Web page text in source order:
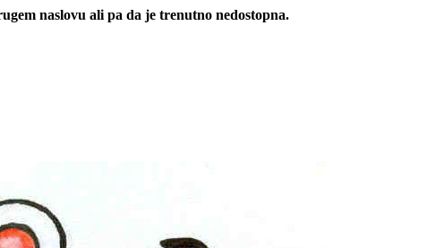
naslovu ali pa da je trenutno nedostopna.